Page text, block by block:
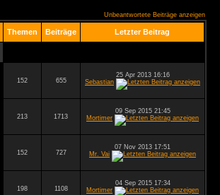
Unbeantwortete Beiträge anzeigen
Themen Beiträge Letzter Beitrag
152 655
25 Apr 2013 16:16
Sebastian
213 1713
09 Sep 2015 21:45
Mortimer
152 727
07 Nov 2013 17:51
Mr. Vai
198 1108
04 Sep 2015 17:34
Mortimer